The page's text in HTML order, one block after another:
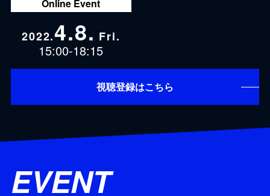
Online Event
2022.4.8. Fri.
15:00-18:15
視聴登録はこちら
EVENT